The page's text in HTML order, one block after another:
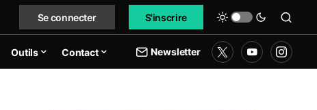
Se connecter S'inscrire
Outils Contact Newsletter